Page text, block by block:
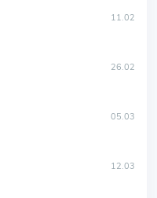
11.02
26.02
05.03
12.03